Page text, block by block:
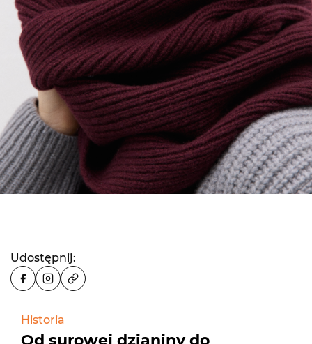
Udostępnij:
Historia
Od surowej dzianiny do